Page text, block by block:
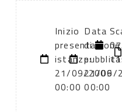
Inizio
presentazione
istanze:
21/09/2006
00:00
Data
di
21/09/
00:00